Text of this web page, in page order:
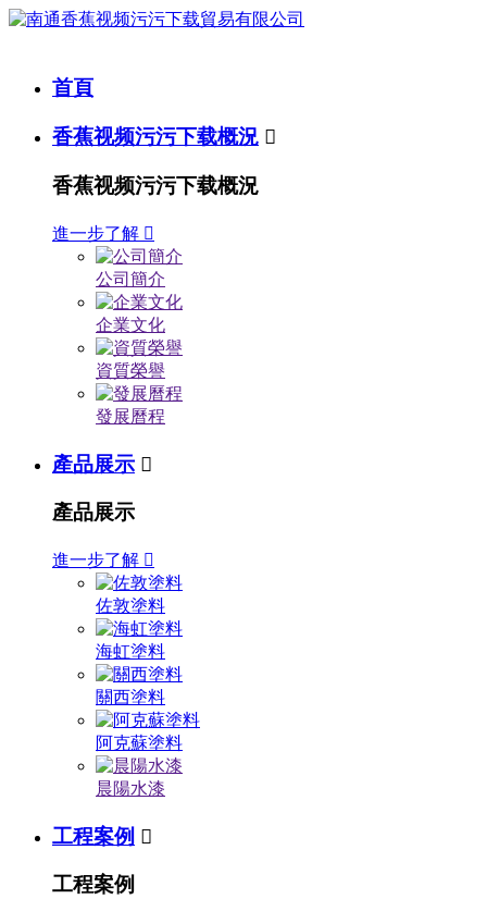
首頁
香蕉视频污污下载概況 
香蕉视频污污下载概況
進一步了解 
公司簡介
企業文化
資質榮譽
發展曆程
產品展示 
產品展示
進一步了解 
佐敦塗料
海虹塗料
關西塗料
阿克蘇塗料
晨陽水漆
工程案例 
工程案例